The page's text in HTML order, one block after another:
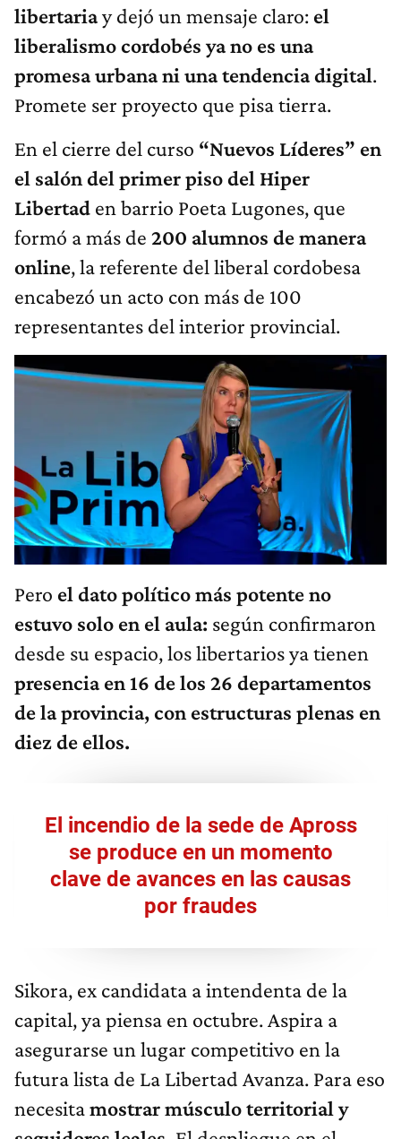
libertariay dejó un mensaje claro: el
liberalismo cordobés ya no es una
promesa urbana ni una tendencia digital.
Promete ser proyecto que pisa tierra.
En el cierre del curso “Nuevos Líderes” en
el salón del primer piso del Hiper
Libertad en barrio Poeta Lugones, que
formó a más de 200 alumnos de manera
online, la referente del liberal cordobesa
encabezó un acto con más de 100
representantes del interior provincial.
Pero el dato político más potente no
estuvo solo en el aula: según confirmaron
desde su espacio, los libertarios ya tienen
presencia en 16 de los 26 departamentos
de la provincia, con estructuras plenas en
diez de ellos.
El incendio de la sede de Apross
se produce en un momento
clave de avances en las causas
por fraudes
Sikora, ex candidata a intendenta de la
capital, ya piensa en octubre. Aspira a
asegurarse un lugar competitivo en la
futura lista de La Libertad Avanza. Para eso
necesitamostrar músculo territorial y